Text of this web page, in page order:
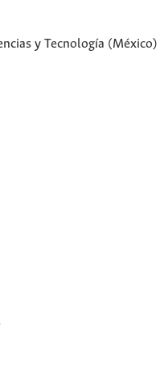
y Tecnología (México)